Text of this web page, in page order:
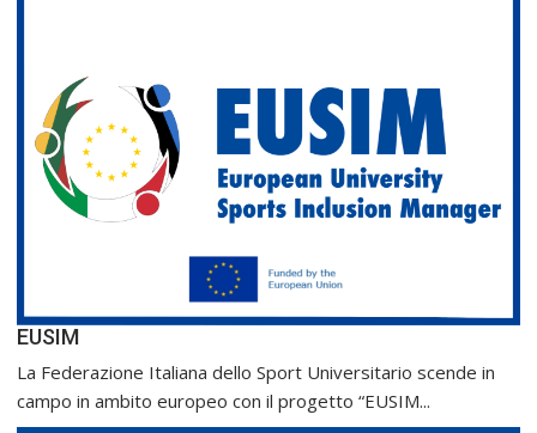
EUSIM
La Federazione Italiana dello Sport Universitario scende in
campo in ambito europeo con il progetto “EUSIM...